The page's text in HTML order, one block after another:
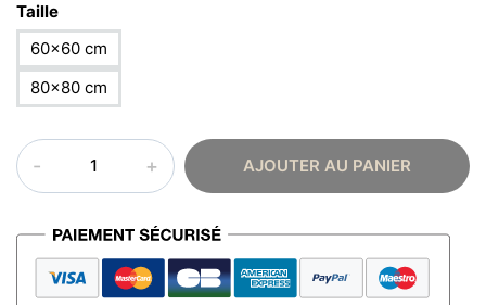
Taille
60×60 cm
80×80 cm
quantité
de
islam
Kaaba
AJOUTER AU PANIER